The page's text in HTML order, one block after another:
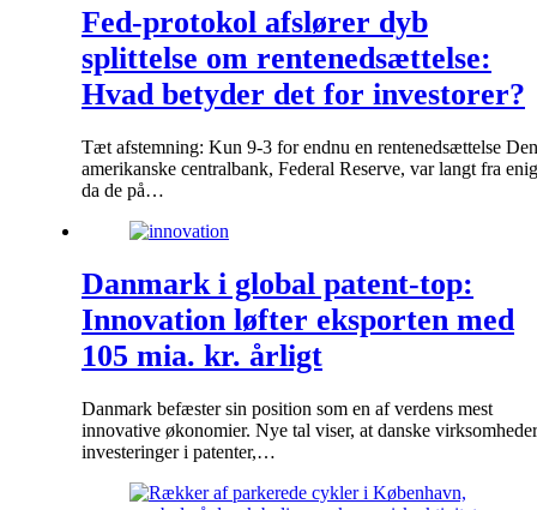
Fed-protokol afslører dyb
splittelse om rentenedsættelse:
Hvad betyder det for investorer?
Tæt afstemning: Kun 9-3 for endnu en rentenedsættelse Den
amerikanske centralbank, Federal Reserve, var langt fra
da de på…
Danmark i global patent-top:
Innovation løfter eksporten med
105 mia. kr. årligt
Danmark befæster sin position som en af verdens mest
innovative økonomier. Nye tal viser, at danske
investeringer i patenter,…